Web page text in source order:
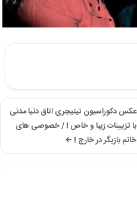
عکس دکوراسیون تینیجری اتاق دنیا مدنی
با تزیینات زیبا و خاص ! / خصوصی های
خانم بازیگر در خارج ! ←